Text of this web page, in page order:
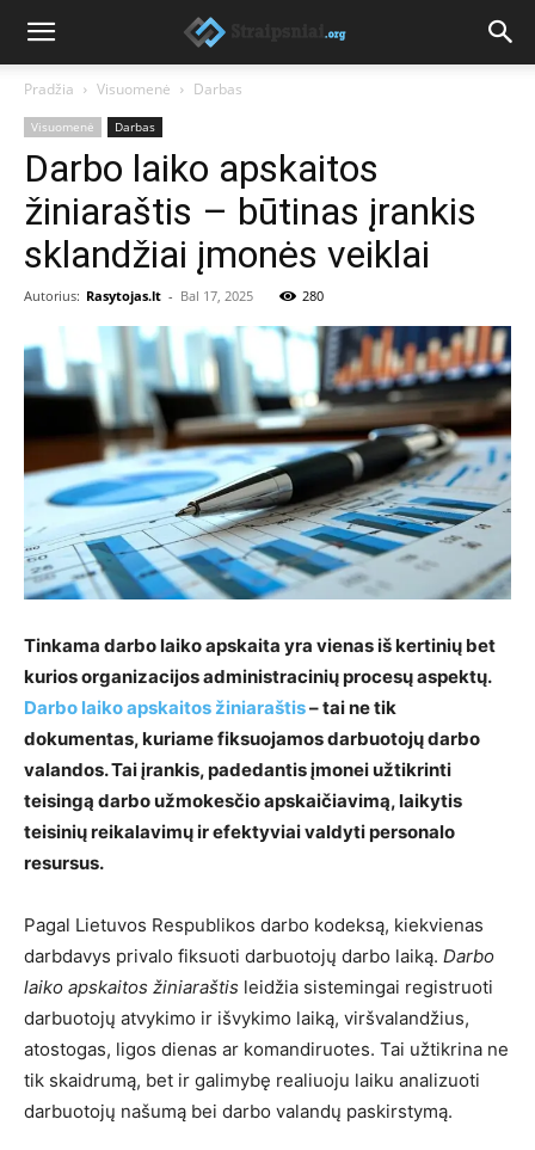
Pradžia Visuomenė Darbas
Visuomenė Darbas
Darbo laiko apskaitos
žiniaraštis – būtinas įrankis
sklandžiai įmonės veiklai
Autorius: Rasytojas.lt - Bal 17, 2025 280
Tinkama darbo laiko apskaita yra vienas iš kertinių bet
kurios organizacijos administracinių procesų aspektų.
Darbo laiko apskaitos žiniaraštis– tai ne tik
dokumentas, kuriame fiksuojamos darbuotojų darbo
valandos. Tai įrankis, padedantis įmonei užtikrinti
teisingą darbo užmokesčio apskaičiavimą, laikytis
teisinių reikalavimų ir efektyviai valdyti personalo
resursus.
Pagal Lietuvos Respublikos darbo kodeksą, kiekvienas
darbdavys privalo fiksuoti darbuotojų darbo laiką. Darbo
laiko apskaitos žiniaraštis leidžia sistemingai registruoti
darbuotojų atvykimo ir išvykimo laiką, viršvalandžius,
atostogas, ligos dienas ar komandiruotes. Tai užtikrina ne
tik skaidrumą, bet ir galimybę realiuoju laiku analizuoti
darbuotojų našumą bei darbo valandų paskirstymą.